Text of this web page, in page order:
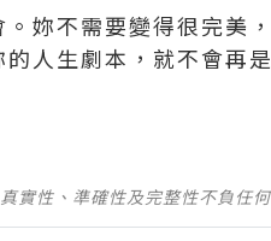
妳不需要變得很完美
人生劇本，就不會再
實性、準確性及完整性不負任